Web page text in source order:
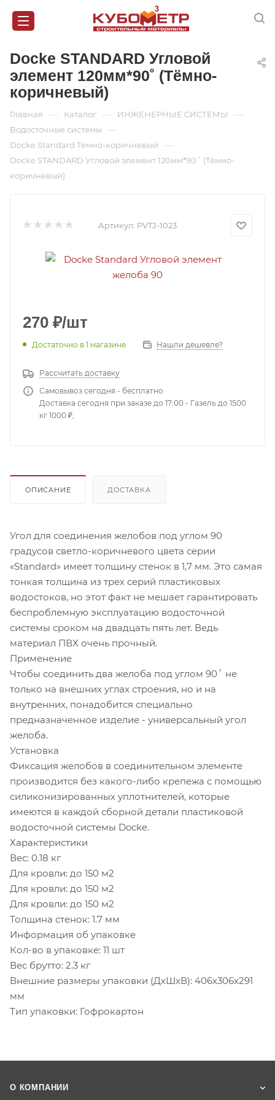
Docke STANDARD Угловой
элемент 120мм*90˚ (Тёмно-
коричневый)
Главная — Каталог — ИНЖЕНЕРНЫЕ СИСТЕМЫ —
Водосточные системы —
Docke Standard Темно-коричневый —
Docke STANDARD Угловой элемент 120мм*90˚ (Тёмно-
коричневый)
Артикул: PVTJ-1023
270 ₽/шт
Достаточно в 1 магазине Нашли дешевле?
Рассчитать доставку
Самовывоз сегодня - бесплатно
Доставка сегодня при заказе до 17:00 - Газель до 1500
кг 1000 ₽,
ОПИСАНИЕ ДОСТАВКА
Угол для соединения желобов под углом 90
градусов светло-коричневого цвета серии
«Standard» имеет толщину стенок в 1,7 мм. Это самая
тонкая толщина из трех серий пластиковых
водостоков, но этот факт не мешает гарантировать
беспроблемную эксплуатацию водосточной
системы сроком на двадцать пять лет. Ведь
материал ПВХ очень прочный.
Применение
Чтобы соединить два желоба под углом 90˚ не
только на внешних углах строения, но и на
внутренних, понадобится специально
предназначенное изделие - универсальный угол
желоба.
Установка
Фиксация желобов в соединительном элементе
производится без какого-либо крепежа с помощью
силиконизированных уплотнителей, которые
имеются в каждой сборной детали пластиковой
водосточной системы Docke.
Характеристики
Вес: 0.18 кг
Для кровли: до 150 м2
Для кровли: до 150 м2
Для кровли: до 150 м2
Толщина стенок: 1.7 мм
Информация об упаковке
Кол-во в упаковке: 11 шт
Вес брутто: 2.3 кг
Внешние размеры упаковки (ДхШхВ): 406x306x291
мм
Тип упаковки: Гофрокартон
О КОМПАНИИ